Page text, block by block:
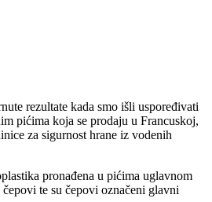
rezultate kada smo išli uspoređivati
pićima koja se prodaju u Francuskoj,
za sigurnost hrane iz vodenih
pronađena u pićima uglavnom
te su čepovi označeni glavni